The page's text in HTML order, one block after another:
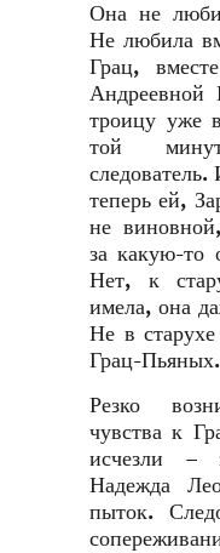
Она не
Не любила
Грац,
Андреевной
троицу уже
той
теперь ей,
не
за какую-то
Нет, к
имела, она
Не в
Грац-
Резко
чувства к
исчезли –
Надежда
пыток.